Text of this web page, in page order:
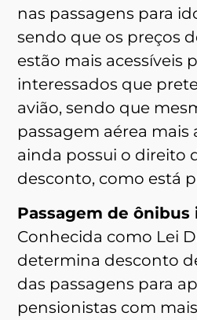
nas passagens para
sendo que os preços
estão mais acessíveis
interessados que
avião, sendo que
passagem aérea mais
ainda possui o direito
desconto, como está
Passagem de
Conhecida como Lei
determina desconto
das passagens para
pensionistas com